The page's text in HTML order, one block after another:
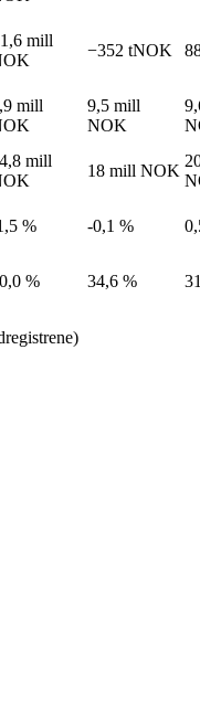
mill
−352 tNOK
mill
9,5 mill
NOK
mill
18 mill NOK
% -0,1 %
% 34,6 %